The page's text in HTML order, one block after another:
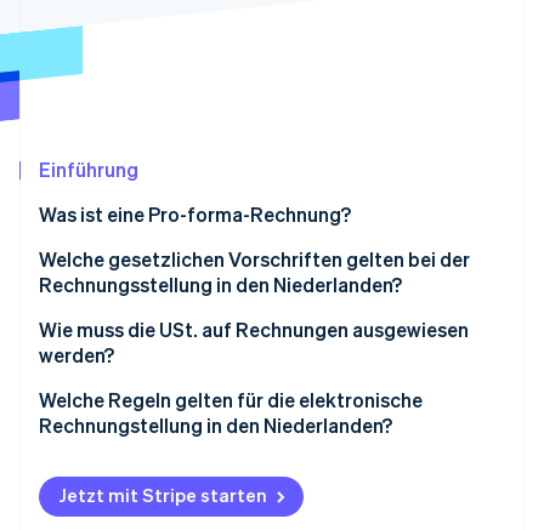
Identity
Online-Identitätsprüfung
Stripe-Sessions 2026
Erfahren Sie, wie Stripe Lösungen für
Einführung
Was ist eine Pro-forma-Rechnung?
Welche gesetzlichen Vorschriften gelten bei der
Rechnungsstellung in den Niederlanden?
Rechnungen sind pünktlich auszustellen
eine Rechnung gestellt werden
Jede Rechnung muss eindeutig nummeriert sein
Jede Rechnung muss bestimmte Angaben enthalten
Wie muss die USt. auf Rechnungen ausgewiesen
werden?
Welche Regeln gelten für die elektronische
Rechnungstellung in den Niederlanden?
Inhalt der Rechnung
Zustimmung der Kundinnen und Kunden
Jetzt mit Stripe starten